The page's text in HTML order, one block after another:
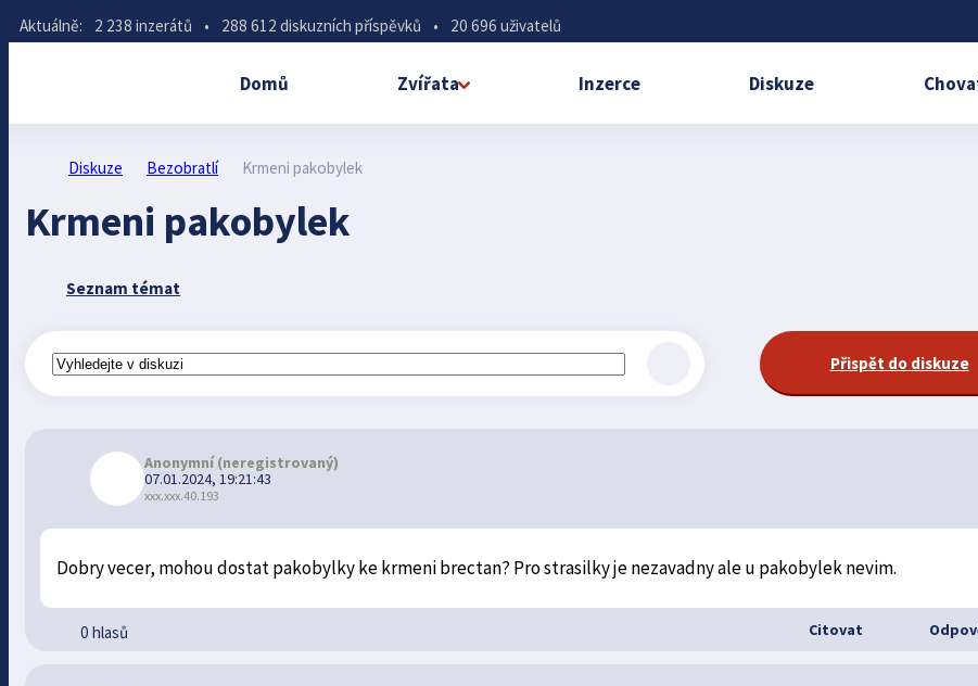
Aktuálně: 2 238 inzerátů • 288 612 diskuzních příspěvků • 20 696 uživatelů
Domů Zvířata Inzerce Diskuze
Diskuze Bezobratlí Krmeni pakobylek
Krmeni pakobylek
Seznam témat
Přispět do diskuze
Anonymní(neregistrovaný)
07.01.2024, 19:21:43
xxx.xxx.40.193
Dobry vecer, mohou dostat pakobylky ke krmeni brectan? Pro strasilky je nezavadny ale u pakobylek nevim.
0 hlasů Citovat